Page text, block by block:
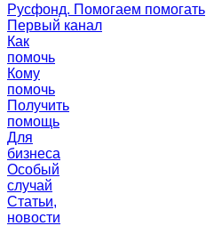
Русфонд. Помогаем помогать
Первый канал
Как
помочь
Кому
помочь
Получить
помощь
Для
бизнеса
Особый
случай
Статьи,
новости